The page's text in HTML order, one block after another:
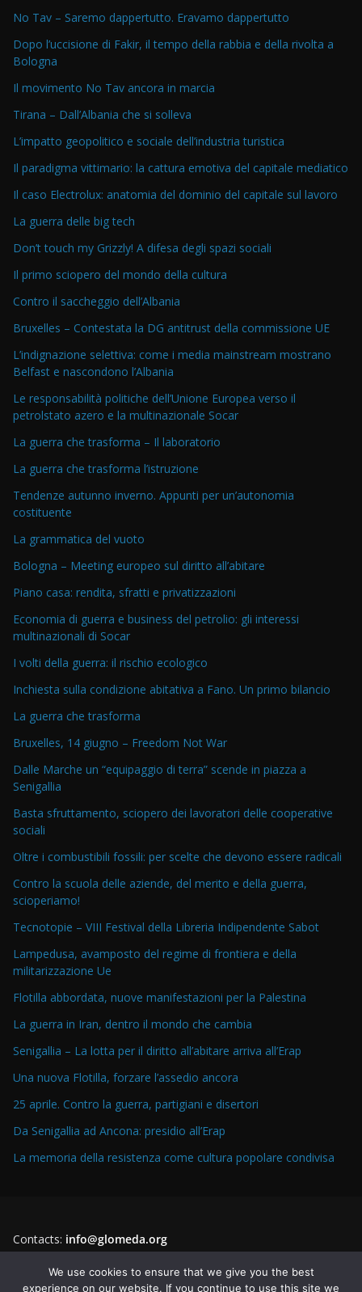
No Tav – Saremo dappertutto. Eravamo dappertutto
Dopo l’uccisione di Fakir, il tempo della rabbia e della rivolta a
Bologna
Il movimento No Tav ancora in marcia
Tirana – Dall’Albania che si solleva
L’impatto geopolitico e sociale dell’industria turistica
Il paradigma vittimario: la cattura emotiva del capitale mediatico
Il caso Electrolux: anatomia del dominio del capitale sul lavoro
La guerra delle big tech
Don’t touch my Grizzly! A difesa degli spazi sociali
Il primo sciopero del mondo della cultura
Contro il saccheggio dell’Albania
Bruxelles – Contestata la DG antitrust della commissione UE
L’indignazione selettiva: come i media mainstream mostrano
Belfast e nascondono l’Albania
Le responsabilità politiche dell’Unione Europea verso il
petrolstato azero e la multinazionale Socar
La guerra che trasforma – Il laboratorio
La guerra che trasforma l’istruzione
Tendenze autunno inverno. Appunti per un’autonomia
costituente
La grammatica del vuoto
Bologna – Meeting europeo sul diritto all’abitare
Piano casa: rendita, sfratti e privatizzazioni
Economia di guerra e business del petrolio: gli interessi
multinazionali di Socar
I volti della guerra: il rischio ecologico
Inchiesta sulla condizione abitativa a Fano. Un primo bilancio
La guerra che trasforma
Bruxelles, 14 giugno – Freedom Not War
Dalle Marche un “equipaggio di terra” scende in piazza a
Senigallia
Basta sfruttamento, sciopero dei lavoratori delle cooperative
sociali
Oltre i combustibili fossili: per scelte che devono essere radicali
Contro la scuola delle aziende, del merito e della guerra,
scioperiamo!
Tecnotopie – VIII Festival della Libreria Indipendente Sabot
Lampedusa, avamposto del regime di frontiera e della
militarizzazione Ue
Flotilla abbordata, nuove manifestazioni per la Palestina
La guerra in Iran, dentro il mondo che cambia
Senigallia – La lotta per il diritto all’abitare arriva all’Erap
Una nuova Flotilla, forzare l’assedio ancora
25 aprile. Contro la guerra, partigiani e disertori
Da Senigallia ad Ancona: presidio all’Erap
La memoria della resistenza come cultura popolare condivisa
Contacts: info@glomeda.org
Instagram
Facebook
YouTube
Twitter
We use cookies to ensure that we give you the best
experience on our website. If you continue to use this site we